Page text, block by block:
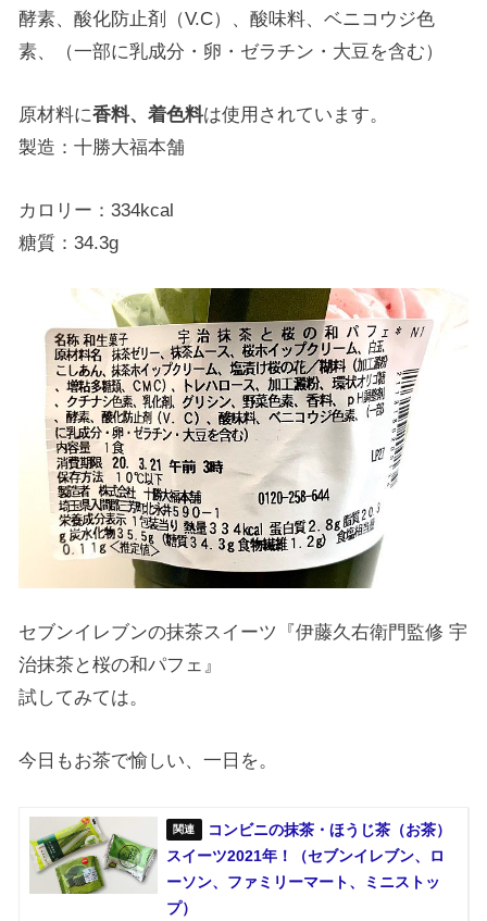
酵素、酸化防止剤（V.C）、酸味料、ベニコウジ色
素、（一部に乳成分・卵・ゼラチン・大豆を含む）
原材料に香料、着色料は使用されています。
製造：十勝大福本舗
カロリー：334kcal
糖質：34.3g
セブンイレブンの抹茶スイーツ『伊藤久右衛門監修 宇
治抹茶と桜の和パフェ』
試してみては。
今日もお茶で愉しい、一日を。
コンビニの抹茶・ほうじ茶（お茶）
スイーツ2021年！（セブンイレブン、ロ
ーソン、ファミリーマート、ミニストッ
プ）